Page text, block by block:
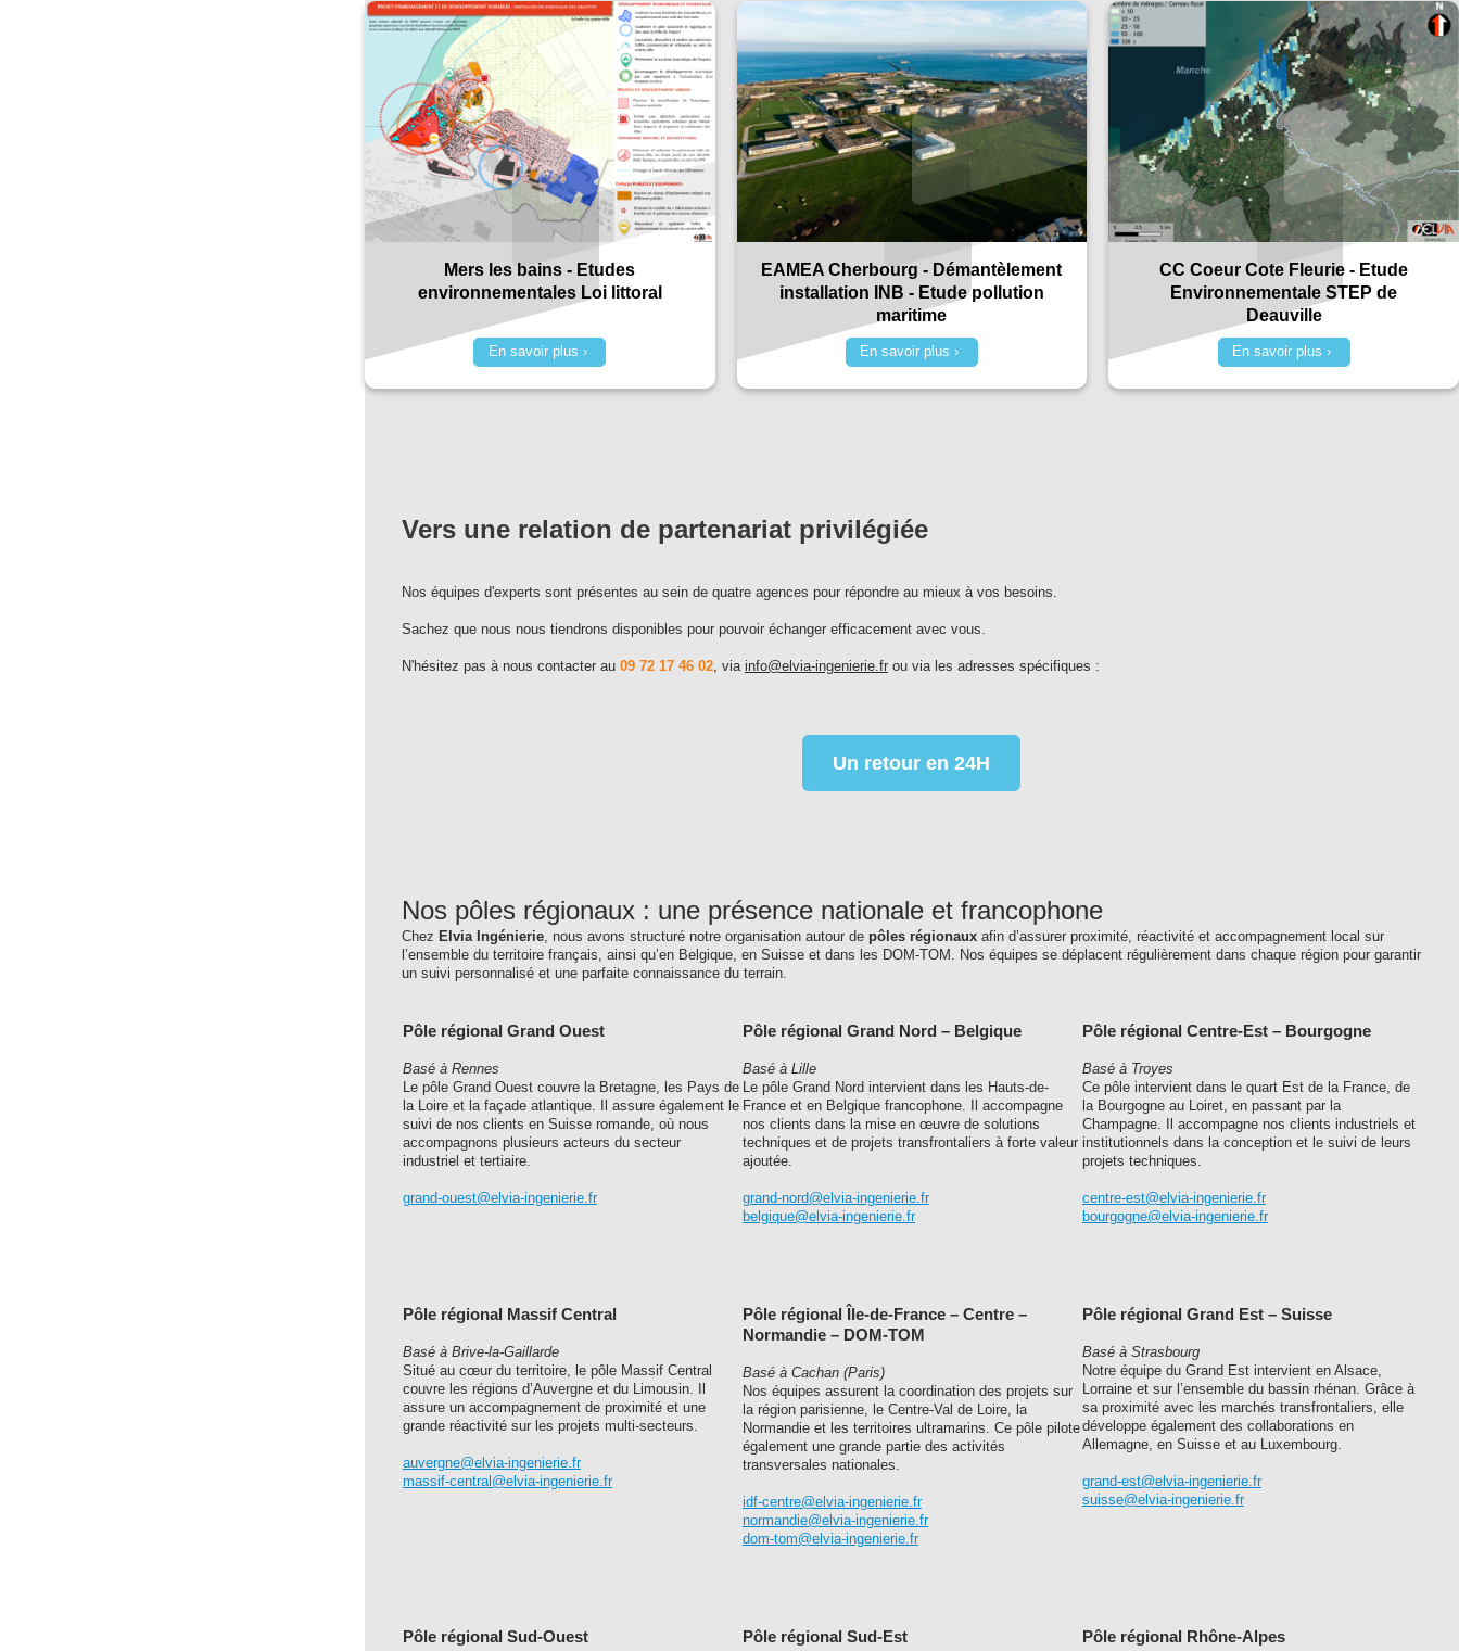
Mers les bains - Etudes
environnementales Loi littoral
En savoir plus
EAMEA Cherbourg - Démantèlement
installation INB - Etude pollution
maritime
En savoir plus
CC Coeur Cote Fleurie - Etude
Environnementale STEP de
Deauville
En savoir plus
Vers une relation de partenariat privilégiée
Nos équipes d'experts sont présentes au sein de quatre agences pour répondre au mieux à vos besoins.
Sachez que nous nous tiendrons disponibles pour pouvoir échanger efficacement avec vous.
N'hésitez pas à nous contacter au 09 72 17 46 02, via info@elvia-ingenierie.frou via les adresses spécifiques :
Un retour en 24H
Nos pôles régionaux : une présence nationale et francophone
Chez Elvia Ingénierie, nous avons structuré notre organisation autour de pôles régionauxafin d’assurer proximité, réactivité et accompagnement local sur
l’ensemble du territoire français, ainsi qu’en Belgique, en Suisse et dans les DOM-TOM. Nos équipes se déplacent régulièrement dans chaque région pour garantir
un suivi personnalisé et une parfaite connaissance du terrain.
Pôle régional Grand Ouest
Basé à Rennes
Le pôle Grand Ouest couvre la Bretagne, les Pays de
la Loire et la façade atlantique. Il assure également le
suivi de nos clients en Suisse romande, où nous
accompagnons plusieurs acteurs du secteur
industriel et tertiaire.
grand-ouest@elvia-ingenierie.fr
Pôle régional Grand Nord – Belgique
Basé à Lille
Le pôle Grand Nord intervient dans les Hauts-de-
France et en Belgique francophone. Il accompagne
nos clients dans la mise en œuvre de solutions
techniques et de projets transfrontaliers à forte valeur
ajoutée.
grand-nord@elvia-ingenierie.fr
belgique@elvia-ingenierie.fr
Pôle régional Centre-Est – Bourgogne
Basé à Troyes
Ce pôle intervient dans le quart Est de la France, de
la Bourgogne au Loiret, en passant par la
Champagne. Il accompagne nos clients industriels et
institutionnels dans la conception et le suivi de leurs
projets techniques.
centre-est@elvia-ingenierie.fr
bourgogne@elvia-ingenierie.fr
Pôle régional Massif Central
Basé à Brive-la-Gaillarde
Situé au cœur du territoire, le pôle Massif Central
couvre les régions d’Auvergne et du Limousin. Il
assure un accompagnement de proximité et une
grande réactivité sur les projets multi-secteurs.
auvergne@elvia-ingenierie.fr
massif-central@elvia-ingenierie.fr
Pôle régional Île-de-France – Centre –
Normandie – DOM-TOM
Basé à Cachan (Paris)
Nos équipes assurent la coordination des projets sur
la région parisienne, le Centre-Val de Loire, la
Normandie et les territoires ultramarins. Ce pôle pilote
également une grande partie des activités
transversales nationales.
idf-centre@elvia-ingenierie.fr
normandie@elvia-ingenierie.fr
dom-tom@elvia-ingenierie.fr
Pôle régional Grand Est – Suisse
Basé à Strasbourg
Notre équipe du Grand Est intervient en Alsace,
Lorraine et sur l’ensemble du bassin rhénan. Grâce à
sa proximité avec les marchés transfrontaliers, elle
développe également des collaborations en
Allemagne, en Suisse et au Luxembourg.
grand-est@elvia-ingenierie.fr
suisse@elvia-ingenierie.fr
Pôle régional Sud-Ouest Pôle régional Sud-Est Pôle régional Rhône-Alpes